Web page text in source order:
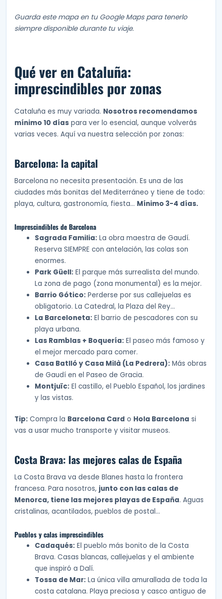
Guarda este mapa en tu Google Maps para tenerlo
siempre disponible durante tu viaje.
Qué ver en Cataluña:
imprescindibles por zonas
Cataluña es muy variada. Nosotros recomendamos
mínimo 10 días para ver lo esencial, aunque volverás
varias veces. Aquí va nuestra selección por zonas:
Barcelona: la capital
Barcelona no necesita presentación. Es una de las
ciudades más bonitas del Mediterráneo y tiene de todo:
playa, cultura, gastronomía, fiesta… Mínimo 3-4 días.
Imprescindibles de Barcelona
Sagrada Familia: La obra maestra de Gaudí.
Reserva SIEMPRE con antelación, las colas son
enormes.
Park Güell: El parque más surrealista del mundo.
La zona de pago (zona monumental) es la mejor.
Barrio Gótico: Perderse por sus callejuelas es
obligatorio. La Catedral, la Plaza del Rey…
La Barceloneta: El barrio de pescadores con su
playa urbana.
Las Ramblas + Boquería: El paseo más famoso y
el mejor mercado para comer.
Casa Batlló y Casa Milà (La Pedrera): Más obras
de Gaudí en el Paseo de Gracia.
Montjuïc: El castillo, el Pueblo Español, los jardines
y las vistas.
Tip: Compra la Barcelona Card o Hola Barcelona si
vas a usar mucho transporte y visitar museos.
Costa Brava: las mejores calas de España
La Costa Brava va desde Blanes hasta la frontera
francesa. Para nosotros, junto con las calas de
Menorca, tiene las mejores playas de España. Aguas
cristalinas, acantilados, pueblos de postal…
Pueblos y calas imprescindibles
Cadaqués: El pueblo más bonito de la Costa
Brava. Casas blancas, callejuelas y el ambiente
que inspiró a Dalí.
Tossa de Mar: La única villa amurallada de toda la
costa catalana. Playa preciosa y casco antiguo de